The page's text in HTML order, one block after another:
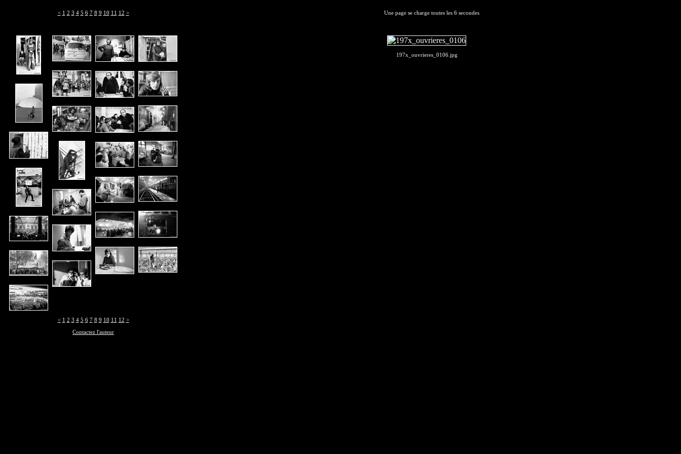
< 1 2 3 4 5 6 7 8 9 10 11 12 > Une page se charge toutes les 6 secondes
< 1 2 3 4 5 6 7 8 9 10 11 12 >
Contactez l'auteur